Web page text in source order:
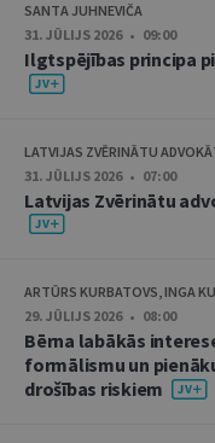
SANTA JUHNEVIČA
31. JŪLIJS 2026 • 09:00
Ilgtspējības principa
LATVIJAS ZVĒRINĀTU
31. JŪLIJS 2026 • 07:00
Latvijas Zvērinātu
ARTŪRS KURBATOVS, INGA
29. JŪLIJS 2026 • 08:00
Bērna labākās
formālismu un
drošības riskiem